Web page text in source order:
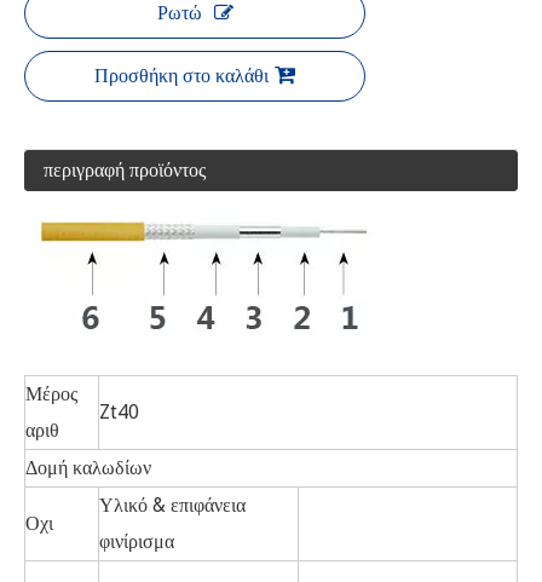
Ρωτώ
Προσθήκη στο καλάθι
περιγραφή προϊόντος
Μέρος
αριθ
Zt40
Δομή καλωδίων
Οχι
Υλικό & επιφάνεια
φινίρισμα